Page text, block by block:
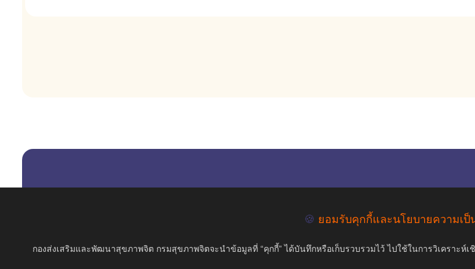
🍪 ยอมรับคุกกี้และนโยบายความเป็
กองส่งเสริมและพัฒนาสุขภาพจิต กรมสุขภาพจิตจะนำข้อมูลที่ “คุกกี้” ได้บันทึกหรือเก็บรวบรวมไว้ ไปใช้ในการวิเคราะห์